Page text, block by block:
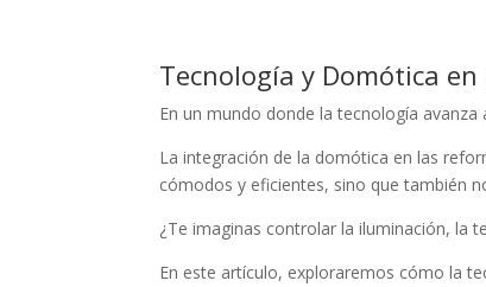
Tecnología y Domótica en
En un mundo donde la tecnología
La integración de la domótica en las
cómodos y eficientes, sino que también
¿Te imaginas controlar la iluminación, la
En este artículo, exploraremos cómo la